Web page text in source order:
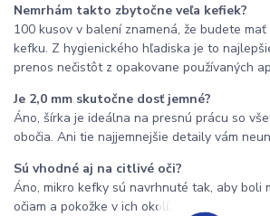
Nemrhám takto zbytočne veľa kefiek?
100 kusov v balení znamená, že budete
kefku. Z hygienického hľadiska je to
prenos nečistôt z opakovane používaných
Je 2,0 mm skutočne dosť jemné?
Áno, šírka je ideálna na presnú prácu so
obočia. Ani tie najjemnejšie detaily vám
Sú vhodné aj na citlivé oči?
Áno, mikro kefky sú navrhnuté tak, aby boli
očiam a pokožke v ich okolí.